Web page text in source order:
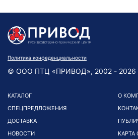
Политика конфеденциальности
© ООО ПТЦ «ПРИВОД», 2002 - 2026
КАТАЛОГ
СПЕЦПРЕДЛОЖЕНИЯ
ДОСТАВКА
НОВОСТИ
О
КАРТА